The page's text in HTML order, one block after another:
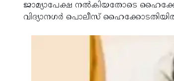
ജാമ്യാപേക്ഷ നല്‍കിയതോടെ
വിദ്യാനഗര്‍ പൊലീസ് ഹൈക്കോടതിയില്‍